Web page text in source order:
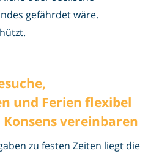
gefährdet wäre.
und Ferien flexibel
vereinbaren
zu festen Zeiten liegt die